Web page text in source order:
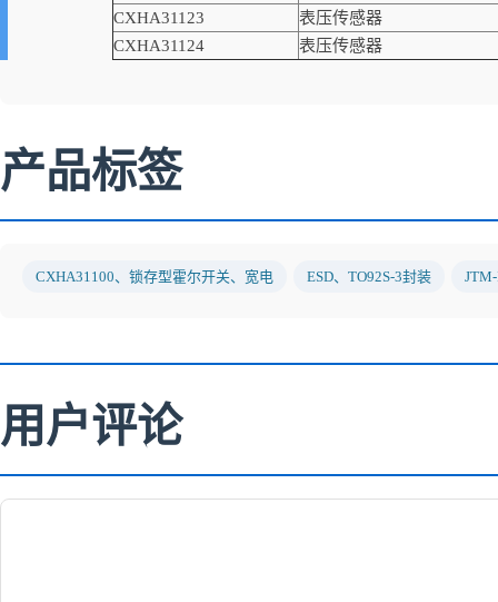
CXHA31123
表压传感器
CXHA31124
表压传感器
产品标签
CXHA31100、锁存型霍尔开关、宽电 ESD、TO92S-3封装
用户评论